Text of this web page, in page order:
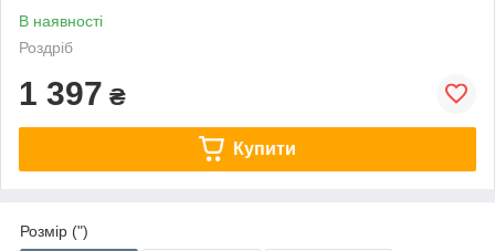
В наявності
Роздріб
1 397 ₴
Купити
Розмір (")